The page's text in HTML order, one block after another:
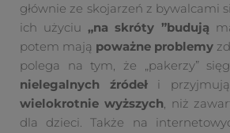
głównie ze skojarzeń z bywalcami
ich użyciu„na skróty ”budują
potem mają poważne problemy
polega na tym, że „pakerzy”
nielegalnych źródełi
wielokrotnie wyższych, niż
dla dzieci. Także na